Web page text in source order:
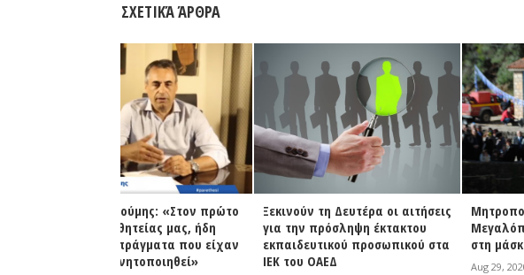
ΣΧΕΤΙΚΆ ΆΡΘΡΑ
Ξεκινούν τη Δευτέρα οι αιτήσεις
για την πρόσληψη έκτακτου
εκπαιδευτικού προσωπικού στα
ΙΕΚ του ΟΑΕΔ
Μητροπολίτης Γόρτυνος και
Μεγαλόπολεως Ιερεμίας: ''Ναι
στη μάσκα στους Ιερούς Ναούς''
ArcadiaSpot.gr